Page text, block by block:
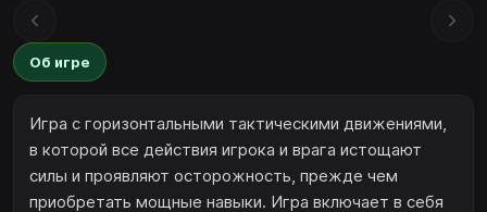
Об игре
Игра с горизонтальными тактическими движениями,
в которой все действия игрока и врага истощают
силы и проявляют осторожность, прежде чем
приобретать мощные навыки. Игра включает в себя